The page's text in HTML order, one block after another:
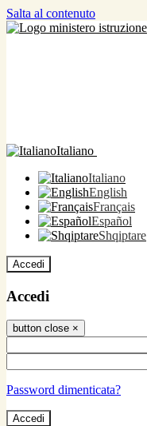
Salta al contenuto
Italiano
Italiano
English
Français
Español
Shqiptare
Accedi
Accedi
button close ×
Password dimenticata?